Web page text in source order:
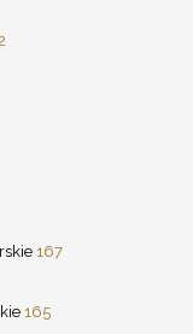
167
165